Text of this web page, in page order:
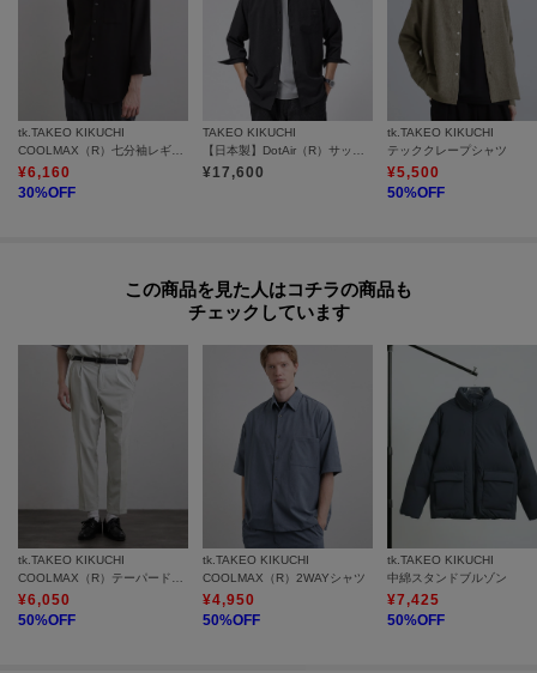
※照明の関係により、実際よりも色味が違って見える場合があります。ま
た、パソコン・スマートフォンなどの環境により、若干製品と画像のカラー
が異なる場合もございます。
モデル情報：身長181cm B90 W72 H90 着用サイズ：03（L）
tk.TAKEO KIKUCHI
¥6,160
30%OFF
TAKEO KIKUCHI
¥17,600
tk.TAKEO KIKUCHI
テッククレープシャツ
¥5,500
50%OFF
この商品を見た人はコチラの商品も
チェックしています
tk.TAKEO KIKUCHI
COOLMAX（R）テーパードスラックス
¥6,050
50%OFF
tk.TAKEO KIKUCHI
COOLMAX（R）2WAYシャツ
¥4,950
50%OFF
tk.TAKEO KIKUCHI
中綿スタンドブルゾン
¥7,425
50%OFF